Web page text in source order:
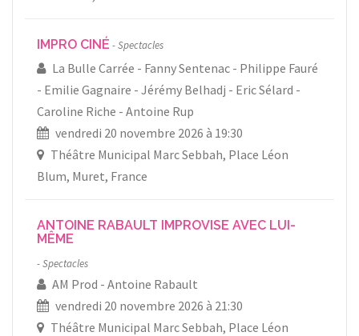
IMPRO CINÉ Spectacles
La Bulle Carrée Fanny Sentenac
Philippe Fauré
Emilie Gagnaire
Jérémy Belhadj
Eric Sélard
Caroline Riche
Antoine Rup
vendredi 20 novembre 2026 à 19:30
Théâtre Municipal Marc Sebbah, Place Léon
Blum, Muret, France
ANTOINE RABAULT IMPROVISE AVEC LUI-
MÊME
Spectacles
AM Prod
Antoine Rabault
vendredi 20 novembre 2026 à 21:30
Théâtre Municipal Marc Sebbah, Place Léon